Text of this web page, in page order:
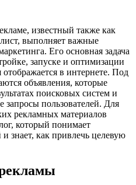
известный также как
выполняет важные
Его основная задача
запуске и оптимизации
в интернете. Под
объявления, которые
поисковых систем и
запросы пользователей. Для
рекламных материалов
который понимает
знает, как привлечь целевую